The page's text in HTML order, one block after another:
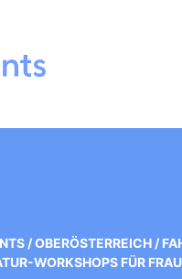
/OBERÖSTERREICH /
WORKSHOPS FÜR